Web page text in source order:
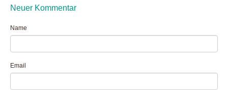
Neuer Kommentar
Name
Email